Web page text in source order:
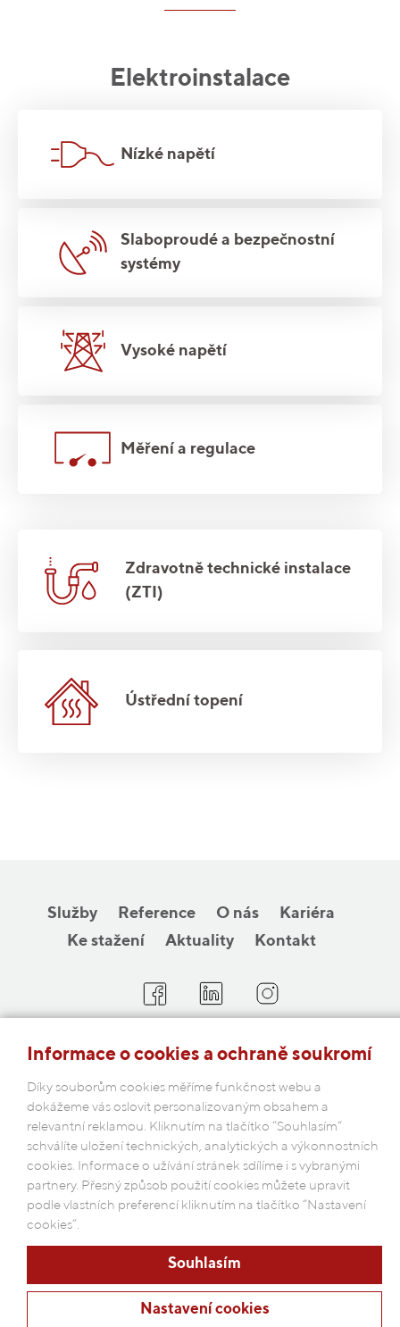
Elektroinstalace
Nízké napětí
Slaboproudé a bezpečnostní
systémy
Vysoké napětí
Měření a regulace
Zdravotně technické instalace
(ZTI)
Ústřední topení
Služby Reference O nás
Kariéra
Ke stažení
Aktuality Kontakt
COBAP s.r.o.
Česká republika
Podmínky ochrany osobních údajů
Informace o cookies a ochraně soukromí
Díky souborům cookies měříme funkčnost webu a
dokážeme vás oslovit personalizovaným obsahem a
relevantní reklamou. Kliknutím na tlačítko “Souhlasím“
schválíte uložení technických, analytických a výkonnostních
cookies. Informace o užívání stránek sdílíme i s vybranými
partnery. Přesný způsob použití cookies můžete upravit
podle vlastních preferencí kliknutím na tlačítko “Nastavení
cookies”.
Souhlasím
Nastavení cookies